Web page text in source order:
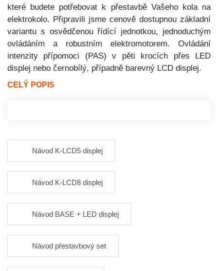
které budete potřebovat k přestavbě Vašeho kola na
elektrokolo. Připravili jsme cenově dostupnou základní
variantu s osvědčenou řídící jednotkou, jednoduchým
ovládáním a robustním elektromotorem. Ovládání
intenzity přípomoci (PAS) v pěti krocích přes LED
displej nebo černobílý, případně barevný LCD displej.
CELÝ POPIS
Návod K-LCD5 displej
Návod K-LCD8 displej
Návod BASE + LED displej
Návod přestavbový set